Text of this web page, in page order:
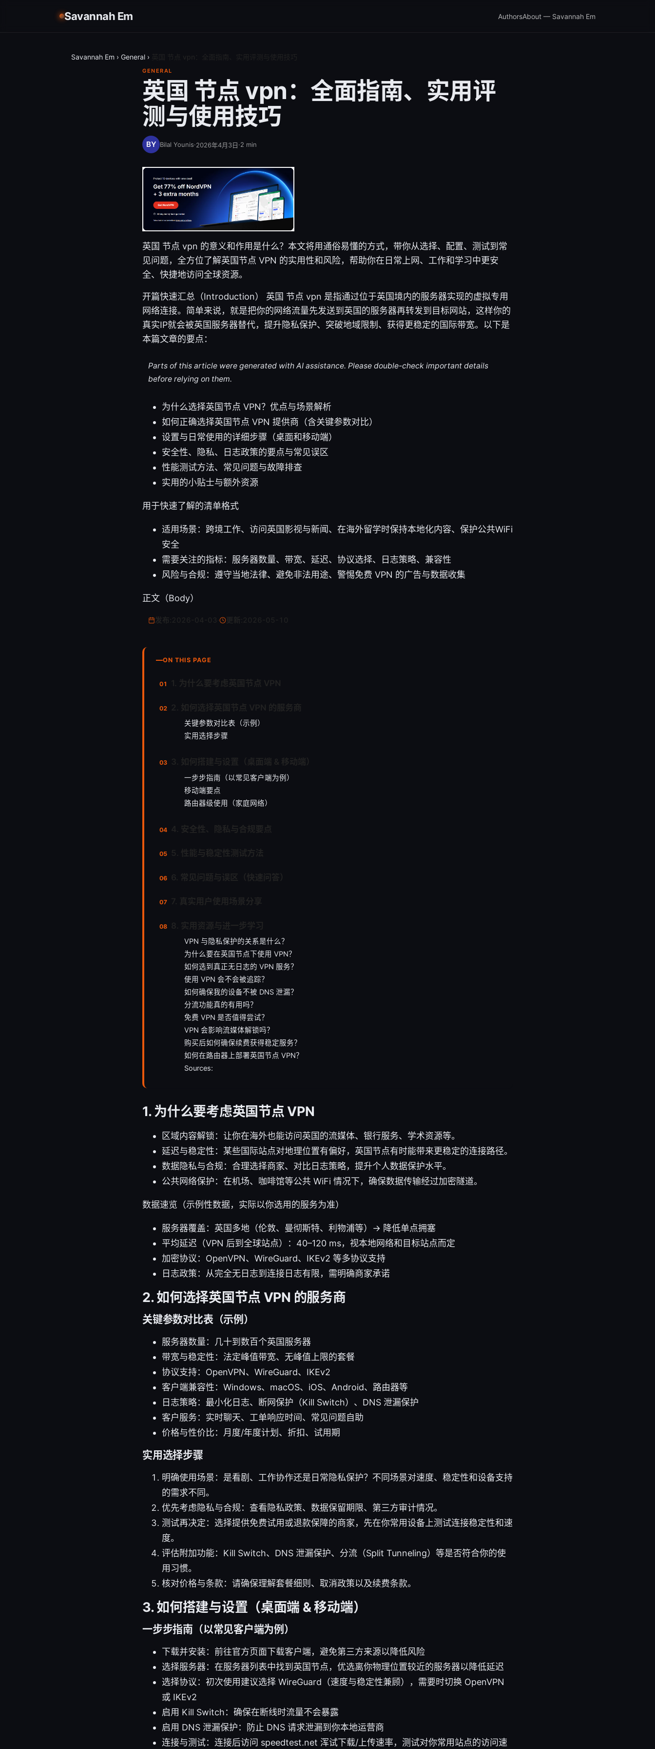
Savannah Em AuthorsAbout — Savannah Em
Savannah Em › General ›
GENERAL
英国 节点 vpn：全面指南、实用评
测与使用技巧
Bilal Younis·2026年4月3日·2 min
英国 节点 vpn 的意义和作用是什么？本文将用通俗易懂的方式，带你从选择、配置、测试到常
见问题，全方位了解英国节点 VPN 的实用性和风险，帮助你在日常上网、工作和学习中更安
全、快捷地访问全球资源。
开篇快速汇总（Introduction） 英国 节点 vpn 是指通过位于英国境内的服务器实现的虚拟专用
网络连接。简单来说，就是把你的网络流量先发送到英国的服务器再转发到目标网站，这样你的
真实IP就会被英国服务器替代，提升隐私保护、突破地域限制、获得更稳定的国际带宽。以下是
本篇文章的要点：
Parts of this article were generated with AI assistance. Please double-check important details
before relying on them.
为什么选择英国节点 VPN？优点与场景解析
如何正确选择英国节点 VPN 提供商（含关键参数对比）
设置与日常使用的详细步骤（桌面和移动端）
安全性、隐私、日志政策的要点与常见误区
性能测试方法、常见问题与故障排查
实用的小贴士与额外资源
用于快速了解的清单格式
适用场景：跨境工作、访问英国影视与新闻、在海外留学时保持本地化内容、保护公共WiFi
安全
需要关注的指标：服务器数量、带宽、延迟、协议选择、日志策略、兼容性
风险与合规：遵守当地法律、避免非法用途、警惕免费 VPN 的广告与数据收集
正文（Body）
更新:
ON THIS PAGE
关键参数对比表（示例）
实用选择步骤
一步步指南（以常见客户端为例）
移动端要点
路由器级使用（家庭网络）
VPN 与隐私保护的关系是什么？
为什么要在英国节点下使用 VPN？
如何选到真正无日志的 VPN 服务？
使用 VPN 会不会被追踪？
如何确保我的设备不被 DNS 泄漏？
分流功能真的有用吗？
免费 VPN 是否值得尝试？
VPN 会影响流媒体解锁吗？
购买后如何确保续费获得稳定服务？
如何在路由器上部署英国节点 VPN？
Sources:
1. 为什么要考虑英国节点 VPN
区域内容解锁：让你在海外也能访问英国的流媒体、银行服务、学术资源等。
延迟与稳定性：某些国际站点对地理位置有偏好，英国节点有时能带来更稳定的连接路径。
数据隐私与合规：合理选择商家、对比日志策略，提升个人数据保护水平。
公共网络保护：在机场、咖啡馆等公共 WiFi 情况下，确保数据传输经过加密隧道。
数据速览（示例性数据，实际以你选用的服务为准）
服务器覆盖：英国多地（伦敦、曼彻斯特、利物浦等）→ 降低单点拥塞
平均延迟（VPN 后到全球站点）：40–120 ms，视本地网络和目标站点而定
加密协议：OpenVPN、WireGuard、IKEv2 等多协议支持
日志政策：从完全无日志到连接日志有限，需明确商家承诺
2. 如何选择英国节点 VPN 的服务商
关键参数对比表（示例）
服务器数量：几十到数百个英国服务器
带宽与稳定性：法定峰值带宽、无峰值上限的套餐
协议支持：OpenVPN、WireGuard、IKEv2
客户端兼容性：Windows、macOS、iOS、Android、路由器等
日志策略：最小化日志、断网保护（Kill Switch）、DNS 泄漏保护
客户服务：实时聊天、工单响应时间、常见问题自助
价格与性价比：月度/年度计划、折扣、试用期
实用选择步骤
明确使用场景：是看剧、工作协作还是日常隐私保护？不同场景对速度、稳定性和设备支持
的需求不同。
优先考虑隐私与合规：查看隐私政策、数据保留期限、第三方审计情况。
测试再决定：选择提供免费试用或退款保障的商家，先在你常用设备上测试连接稳定性和速
度。
评估附加功能：Kill Switch、DNS 泄漏保护、分流（Split Tunneling）等是否符合你的使
用习惯。
核对价格与条款：请确保理解套餐细则、取消政策以及续费条款。
3. 如何搭建与设置（桌面端 & 移动端）
一步步指南（以常见客户端为例）
下载并安装：前往官方页面下载客户端，避免第三方来源以降低风险
选择服务器：在服务器列表中找到英国节点，优选离你物理位置较近的服务器以降低延迟
选择协议：初次使用建议选择 WireGuard（速度与稳定性兼顾），需要时切换 OpenVPN
或 IKEv2
启用 Kill Switch：确保在断线时流量不会暴露
启用 DNS 泄漏保护：防止 DNS 请求泄漏到你本地运营商
连接与测试：连接后访问 speedtest.net 浑试下载/上传速率，测试对你常用站点的访问速